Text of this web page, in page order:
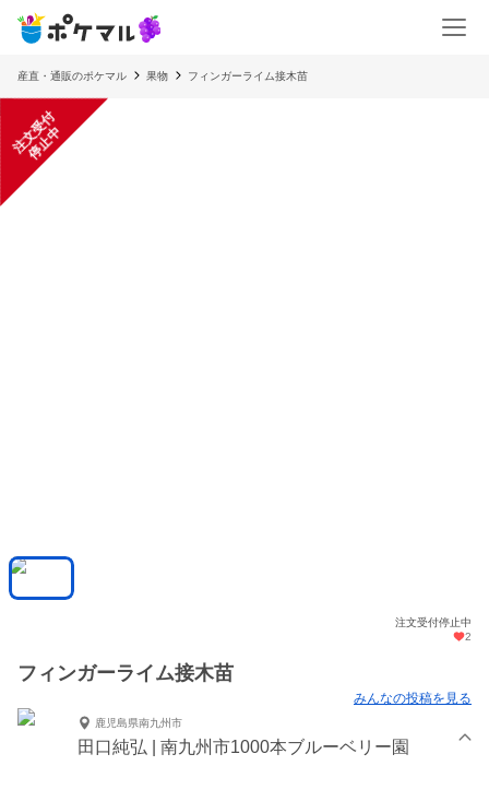
産直・通販のポケマル 果物 フィンガーライム接木苗
注
文
受
付
停
止
中
注文受付停止中
2
フィンガーライム接木苗
みんなの投稿を見る
鹿児島県南九州市
田口純弘 | 南九州市1000本ブルーベリー園